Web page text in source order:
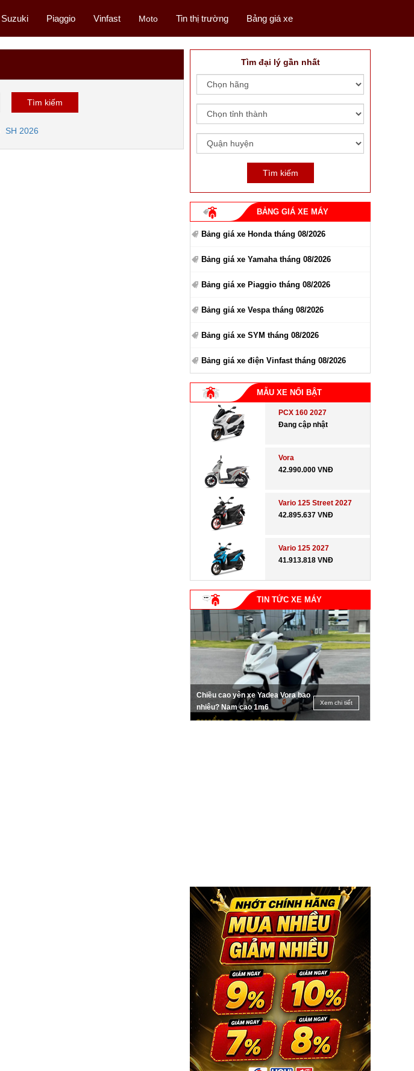
Suzuki Piaggio Vinfast Moto Tin thị trường Bảng giá xe
SH 2026
Tìm đại lý gần nhất
BẢNG GIÁ XE MÁY
Bảng giá xe Honda tháng 08/2026
Bảng giá xe Yamaha tháng 08/2026
Bảng giá xe Piaggio tháng 08/2026
Bảng giá xe Vespa tháng 08/2026
Bảng giá xe SYM tháng 08/2026
Bảng giá xe điện Vinfast tháng 08/2026
MẪU XE NỔI BẬT
PCX 160 2027
Đang cập nhật
Vora
42.990.000 VNĐ
Vario 125 Street 2027
42.895.637 VNĐ
Vario 125 2027
41.913.818 VNĐ
TIN TỨC XE MÁY
Chiều cao yên xe Yadea Vora bao
nhiêu? Nam cao 1m6
Xem chi tiết